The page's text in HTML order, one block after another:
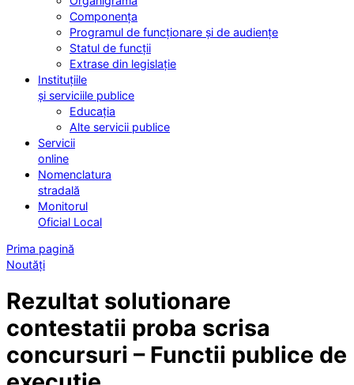
Componența
Programul de funcționare și de audiențe
Statul de funcții
Extrase din legislație
Instituțiile
și serviciile publice
Educația
Alte servicii publice
Servicii
online
Nomenclatura
stradală
Monitorul
Oficial Local
Prima pagină
Noutăți
Rezultat solutionare
contestatii proba scrisa
concursuri – Functii publice de